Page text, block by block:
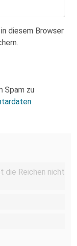
diesem Browser
Spam zu
ungestört
Conni